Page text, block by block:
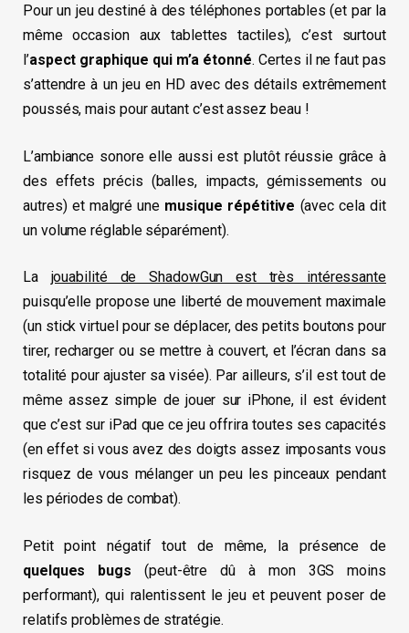
Pour un jeu destiné à des téléphones portables (et par la
même occasion aux tablettes tactiles), c’est surtout
l’aspect graphique qui m’a étonné. Certes il ne faut pas
s’attendre à un jeu en HD avec des détails extrêmement
poussés, mais pour autant c’est assez beau !
L’ambiance sonore elle aussi est plutôt réussie grâce à
des effets précis (balles, impacts, gémissements ou
autres) et malgré une musique répétitive (avec cela dit
un volume réglable séparément).
La jouabilité de ShadowGun est très intéressante
puisqu’elle propose une liberté de mouvement maximale
(un stick virtuel pour se déplacer, des petits boutons pour
tirer, recharger ou se mettre à couvert, et l’écran dans sa
totalité pour ajuster sa visée). Par ailleurs, s’il est tout de
même assez simple de jouer sur iPhone, il est évident
que c’est sur iPad que ce jeu offrira toutes ses capacités
(en effet si vous avez des doigts assez imposants vous
risquez de vous mélanger un peu les pinceaux pendant
les périodes de combat).
Petit point négatif tout de même, la présence de
quelques bugs (peut-être dû à mon 3GS moins
performant), qui ralentissent le jeu et peuvent poser de
relatifs problèmes de stratégie.